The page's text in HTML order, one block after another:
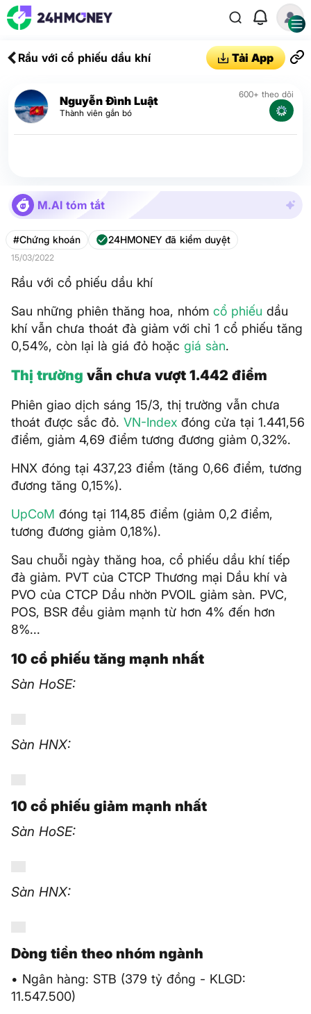
Rầu với cổ phiếu dầu khí Tải App
Nguyễn Đình Luật
Thành viên gắn bó
600+ theo dõi
M.AI tóm tắt
#Chứng khoán 24HMONEY đã kiểm duyệt
15/03/2022
Rầu với cổ phiếu dầu khí
Sau những phiên thăng hoa, nhóm cổ phiếu dầu
khí vẫn chưa thoát đà giảm với chỉ 1 cổ phiếu tăng
0,54%, còn lại là giá đỏ hoặc giá sàn.
Thị trường vẫn chưa vượt 1.442 điểm
Phiên giao dịch sáng 15/3, thị trường vẫn chưa
thoát được sắc đỏ. VN-Index đóng cửa tại 1.441,56
điểm, giảm 4,69 điểm tương đương giảm 0,32%.
HNX đóng tại 437,23 điểm (tăng 0,66 điểm, tương
đương tăng 0,15%).
UpCoM đóng tại 114,85 điểm (giảm 0,2 điểm,
tương đương giảm 0,18%).
Sau chuỗi ngày thăng hoa, cổ phiếu dầu khí tiếp
đà giảm. PVT của CTCP Thương mại Dầu khí và
PVO của CTCP Dầu nhờn PVOIL giảm sàn. PVC,
POS, BSR đều giảm mạnh từ hơn 4% đến hơn
8%...
10 cổ phiếu tăng mạnh nhất
Sàn HoSE:
Sàn HNX:
10 cổ phiếu giảm mạnh nhất
Sàn HoSE:
Sàn HNX:
Dòng tiền theo nhóm ngành
• Ngân hàng: STB (379 tỷ đồng - KLGD:
11.547.500)